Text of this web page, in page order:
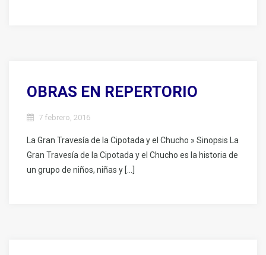
OBRAS EN REPERTORIO
7 febrero, 2016
La Gran Travesía de la Cipotada y el Chucho » Sinopsis La
Gran Travesía de la Cipotada y el Chucho es la historia de
un grupo de niños, niñas y […]